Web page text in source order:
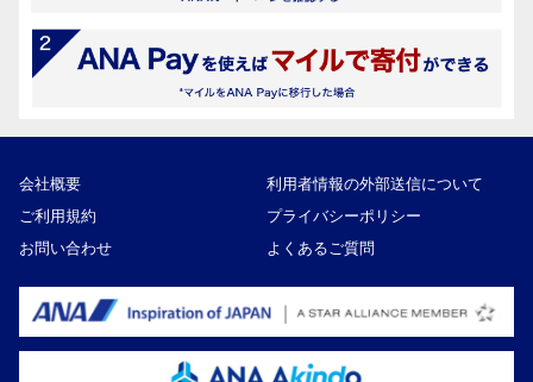
会社概要
利用者情報の外部送信について
ご利用規約
プライバシーポリシー
お問い合わせ
よくあるご質問